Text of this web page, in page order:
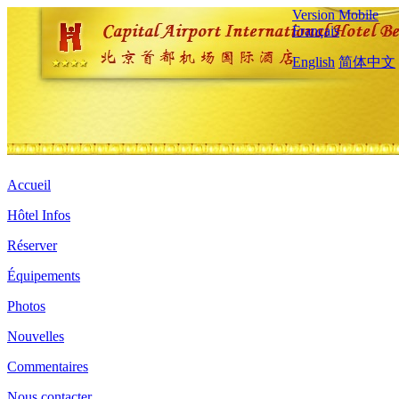
Version Mobile
Français
English 简体中文
Accueil
Hôtel Infos
Réserver
Équipements
Photos
Nouvelles
Commentaires